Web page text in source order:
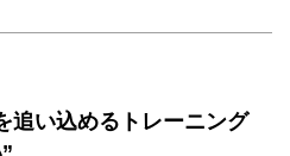
い込めるトレーニング